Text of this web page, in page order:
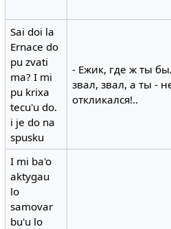
Sai doi la
Ernace do
pu zvati
ma? I mi
pu krixa
tecu'u do.
i je do na
spusku
- Ежик, где ж ты
звал, звал, а ты -
откликался!..
I mi ba'o
aktygau
lo
samovar
bu'u lo